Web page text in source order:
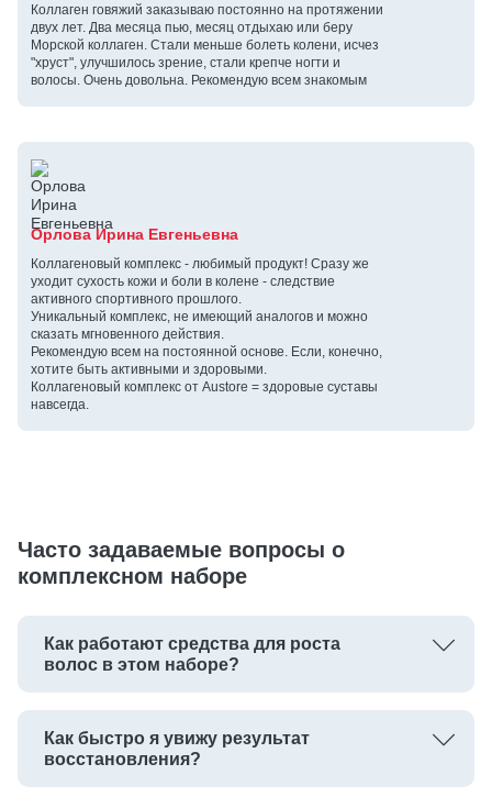
Коллаген говяжий заказываю постоянно на протяжении
двух лет. Два месяца пью, месяц отдыхаю или беру
Морской коллаген. Стали меньше болеть колени, исчез
"хруст", улучшилось зрение, стали крепче ногти и
волосы. Очень довольна. Рекомендую всем знакомым
Орлова Ирина Евгеньевна
Коллагеновый комплекс - любимый продукт! Сразу же
уходит сухость кожи и боли в колене - следствие
активного спортивного прошлого.
Уникальный комплекс, не имеющий аналогов и можно
сказать мгновенного действия.
Рекомендую всем на постоянной основе. Если, конечно,
хотите быть активными и здоровыми.
Коллагеновый комплекс от Austore = здоровые суставы
навсегда.
Часто задаваемые вопросы о
комплексном наборе
Как работают средства для роста
волос в этом наборе?
Как быстро я увижу результат
восстановления?